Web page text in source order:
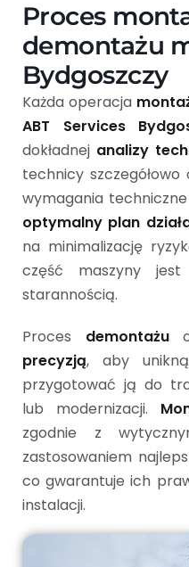
Proces
demontażu
Bydgoszczy
Każda operacja
ABT Services
dokładnej analizy
technicy
wymagania
optymalny plan
na minimalizację
część maszyny
starannością.
Proces demontażu
precyzją, aby
przygotować ją do
lub modernizacji.
zgodnie z
zastosowaniem
co gwarantuje ich
instalacji.